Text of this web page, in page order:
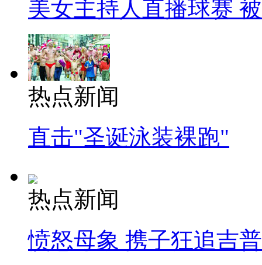
美女主持人直播球赛
热点新闻
直击"圣诞泳装裸跑"
热点新闻
愤怒母象 携子狂追吉